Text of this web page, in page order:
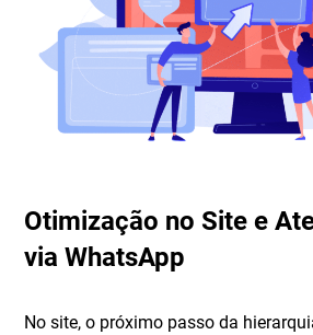
Otimização no Site e
via WhatsApp
No site, o próximo passo da